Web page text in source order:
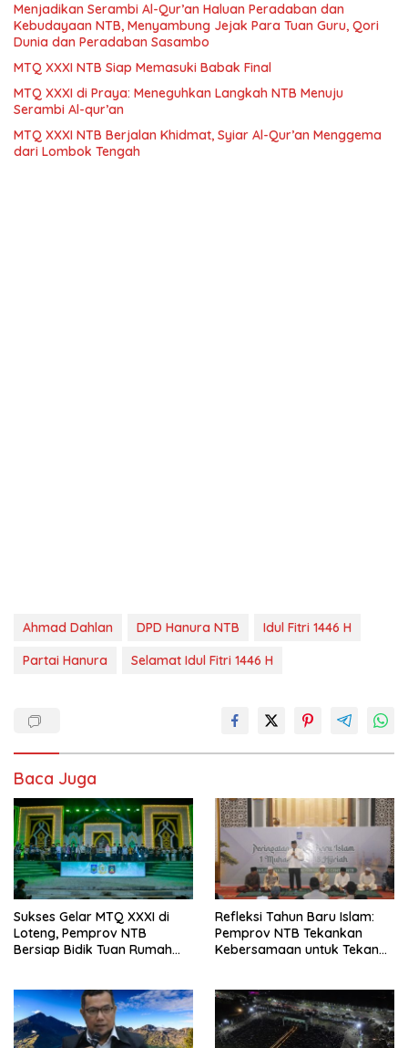
Menjadikan Serambi Al-Qur’an Haluan Peradaban dan
Kebudayaan NTB, Menyambung Jejak Para Tuan Guru, Qori
Dunia dan Peradaban Sasambo
MTQ XXXI NTB Siap Memasuki Babak Final
MTQ XXXI di Praya: Meneguhkan Langkah NTB Menuju
Serambi Al-qur’an
MTQ XXXI NTB Berjalan Khidmat, Syiar Al-Qur’an Menggema
dari Lombok Tengah
Ahmad Dahlan DPD Hanura NTB
Idul Fitri 1446 H
Partai Hanura
Selamat Idul Fitri 1446 H
Baca Juga
Sukses Gelar MTQ XXXI di
Loteng, Pemprov NTB
Bersiap Bidik Tuan Rumah
Refleksi Tahun Baru Islam:
Pemprov NTB Tekankan
Kebersamaan untuk Tekan